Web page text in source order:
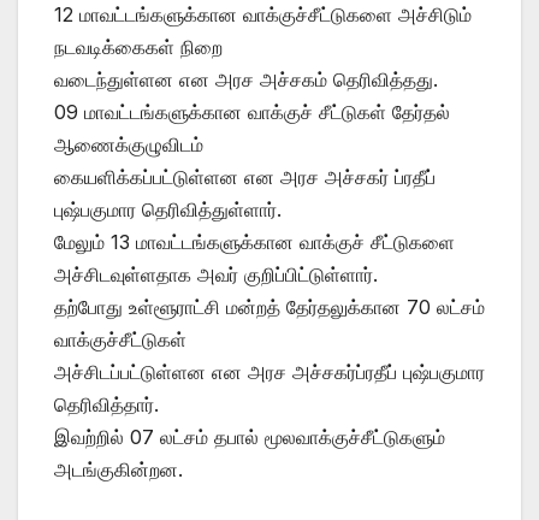
12 மாவட்டங்களுக்கான வாக்குச்சீட்டுகளை அச்சிடும்
நடவடிக்கைகள் நிறை
வடைந்துள்ளன என அரச அச்சகம் தெரிவித்தது.
09 மாவட்டங்களுக்கான வாக்குச் சீட்டுகள் தேர்தல்
ஆணைக்குழுவிடம்
கையளிக்கப்பட்டுள்ளன என அரச அச்சகர் ப்ரதீப்
புஷ்பகுமார தெரிவித்துள்ளார்.
மேலும் 13 மாவட்டங்களுக்கான வாக்குச் சீட்டுகளை
அச்சிடவுள்ளதாக அவர் குறிப்பிட்டுள்ளார்.
தற்போது உள்ளூராட்சி மன்றத் தேர்தலுக்கான 70 லட்சம்
வாக்குச்சீட்டுகள்
அச்சிடப்பட்டுள்ளன என அரச அச்சகர்ப்ரதீப் புஷ்பகுமார
தெரிவித்தார்.
இவற்றில் 07 லட்சம் தபால் மூலவாக்குச்சீட்டுகளும்
அடங்குகின்றன.